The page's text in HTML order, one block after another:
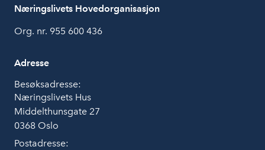
Næringslivets Hovedorganisasjon
Org. nr. 955 600 436
Adresse
Besøksadresse:
Næringslivets Hus
Middelthunsgate 27
0368 Oslo
Postadresse: